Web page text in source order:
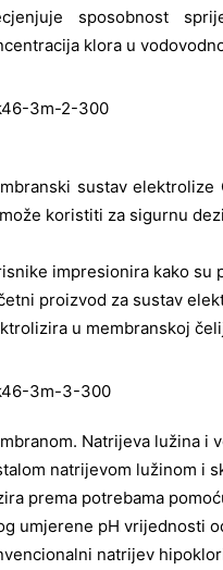
sposobnost
klora u
sustav elektrolize
koristiti za sigurnu
impresionira kako
proizvod za sustav
u membranskoj
Natrijeva lužina i
natrijevom lužinom i
prema potrebama
umjerene pH vrijednosti
natrijev